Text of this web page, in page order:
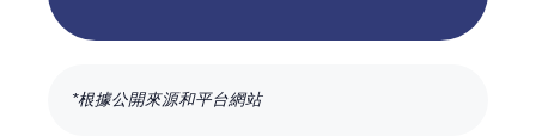
*根據公開來源和平台網站